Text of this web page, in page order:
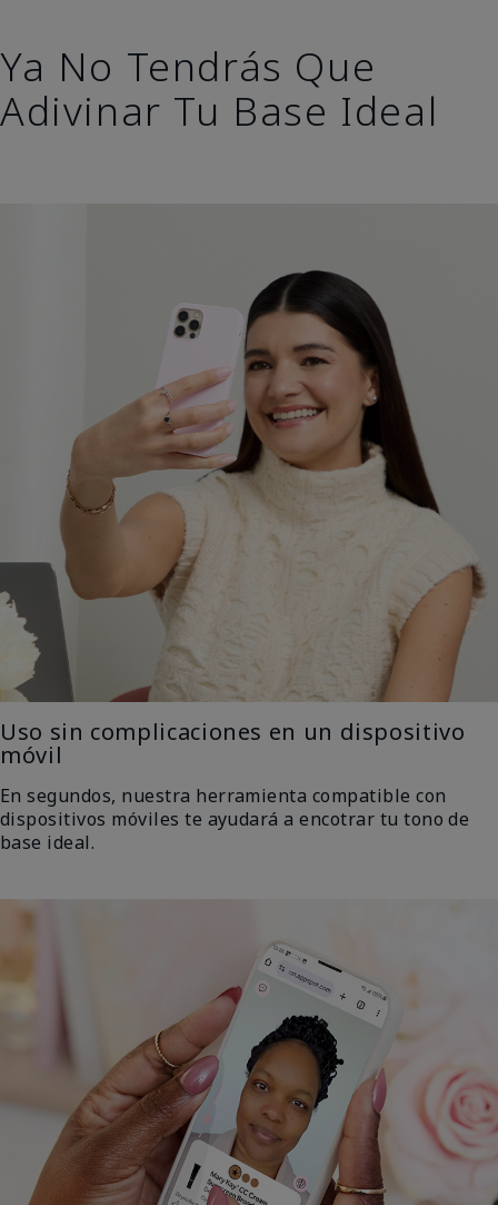
Ya No Tendrás Que
Adivinar Tu Base Ideal
Uso sin complicaciones en un dispositivo
móvil
En segundos, nuestra herramienta compatible con
dispositivos móviles te ayudará a encotrar tu tono de
base ideal.